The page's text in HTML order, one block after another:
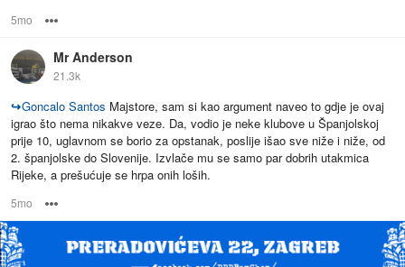
5mo
Mr Anderson
21.3k
↪Goncalo Santos Majstore, sam si kao argument naveo to gdje je ovaj
igrao što nema nikakve veze. Da, vodio je neke klubove u Španjolskoj
prije 10, uglavnom se borio za opstanak, poslije išao sve niže i niže, od
2. španjolske do Slovenije. Izvlače mu se samo par dobrih utakmica
Rijeke, a prešućuje se hrpa onih loših.
5mo